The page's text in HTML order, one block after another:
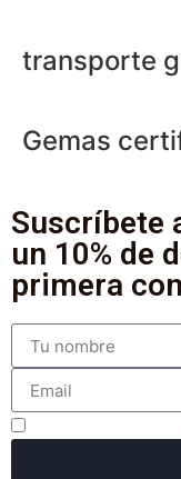
transporte
Gemas
Suscríbete
un 10% de
primera